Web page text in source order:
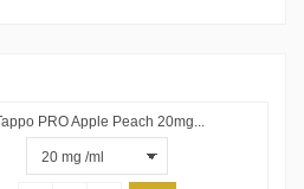
PRO Apple Peach 20mg...